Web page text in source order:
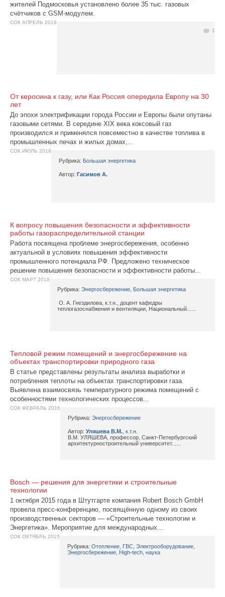
жителей Подмосковья установлено более 35 тыс. газовых
счётчиков с GSM-модулем.
СОК АПРЕЛЬ 2019
1
От керосина к газу, или Как Россия опередила Европу на 30
лет
До эпохи электрификации города России и Европы были опутаны
газовыми сетями. В середине XIX века коксовый газ
производился и применялся повсеместно в качестве топлива в
промышленных печах и жилых домах,...
СОК ИЮЛЬ 2018
Рубрика: Большая энергетика
Автор: Гасимов А.
К вопросу повышения безопасности и эффективности
работы газораспределительной станции
Работа посвящена проблеме энергосбережения, особенно
актуальной в условиях повышения эффективности
промышленного потенциала РФ. Предложено техническое
решение повышения безопасности и эффективности работы...
СОК МАРТ 2018
Рубрика: Энергосбережение Большая энергетика
О. А. Гнездилова, к.т.н., доцент кафедры
теплогазоснабжения и вентиляции, Национальный......
Тепловой режим помещений и энергосбережение на
объектах транспортировки природного газа
В статье представлены результаты анализа выработки и
потребления теплоты на объектах транспортировки газа.
Выявлена взаимосвязь температурного режима помещений с
особенностями технологических процессов...
СОК ФЕВРАЛЬ 2016
Рубрика: Энергосбережение
Автор: Уляшева В.М. , к.т.н.
В.М. УЛЯШЕВА, профессор, Санкт-Петербургский
архитектурностроительный университет......
Bosch — решения для энергетики и строительные
технологии
1 октября 2015 года в Штутгарте компания Robert Bosch GmbH
провела пресс-конференцию, посвящённую одному из своих
производственных секторов — «Строительные технологии и
Энергетика». Мероприятие для международных...
СОК ОКТЯБРЬ 2015
Рубрика: Отопление, ГВС Электрооборудование
Энергосбережение
High-tech, наука